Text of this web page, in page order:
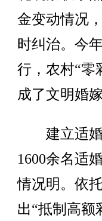
金变动情况
时纠治。今
行，农村“零
成了文明婚
建立适婚
1600余名适
情况明。依
出“抵制高额